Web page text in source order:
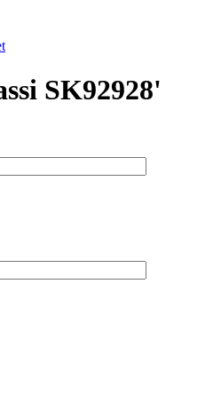
SK92928'